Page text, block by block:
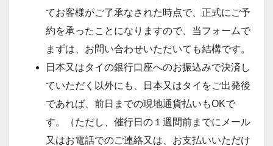
てお客様がご了承なされた時点で、正式にご予
約を承ったことになりますので、当フォームで
まずは、お問い合わせいただいても結構です。
日本又はタイの銀行口座へのお振込みで決済し
ていただく以外にも、日本又はタイをご出発後
であれば、前日までの現地通貨払いもOKで
す。（ただし、催行日の１週間前までにメール
又はお電話でのご連絡又は、お支払いいただけ